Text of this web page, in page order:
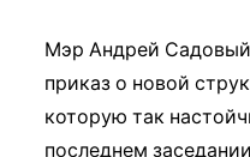
Мэр Андрей
приказ о новой
которую так
последнем